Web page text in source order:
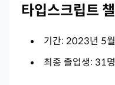
타입스크립트
기간: 2023년 5
최종 졸업생: 31명